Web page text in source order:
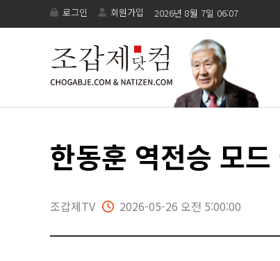
로그인 회원가입 2026년 8월 7일 06:07
한동훈 역전승 모
조갑제TV 2026-05-26 오전 5:00:00